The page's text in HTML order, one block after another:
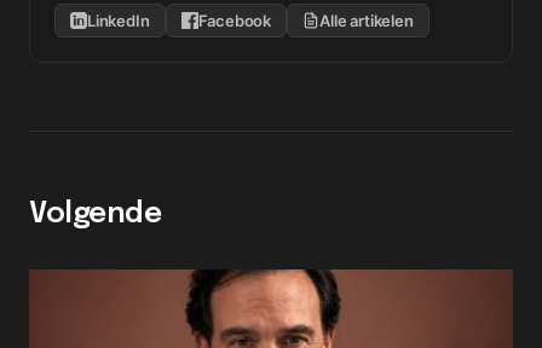
LinkedIn Facebook Alle artikelen
Volgende